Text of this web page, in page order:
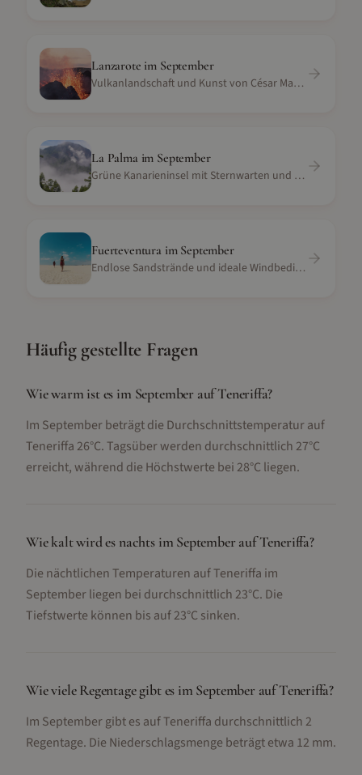
Lanzarote im September
Vulkanlandschaft und Kunst von César Manrique
La Palma im September
Grüne Kanarieninsel mit Sternwarten und Vulkanlandschaft
Fuerteventura im September
Endlose Sandstrände und ideale Windbedingungen
Häufig gestellte Fragen
Wie warm ist es im September auf Teneriffa?
Im September beträgt die Durchschnittstemperatur auf
Teneriffa 26°C. Tagsüber werden durchschnittlich 27°C
erreicht, während die Höchstwerte bei 28°C liegen.
Wie kalt wird es nachts im September auf Teneriffa?
Die nächtlichen Temperaturen auf Teneriffa im
September liegen bei durchschnittlich 23°C. Die
Tiefstwerte können bis auf 23°C sinken.
Wie viele Regentage gibt es im September auf Teneriffa?
Im September gibt es auf Teneriffa durchschnittlich 2
Regentage. Die Niederschlagsmenge beträgt etwa 12 mm.